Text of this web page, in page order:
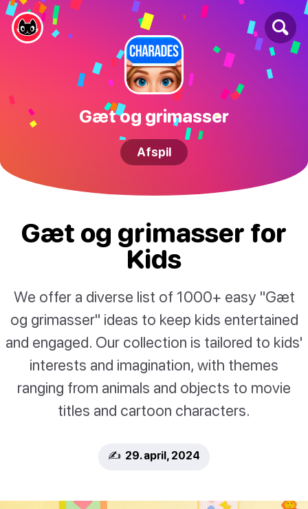
Gæt og grimasser
Afspil
Gæt og grimasser for
Kids
We offer a diverse list of 1000+ easy "Gæt
og grimasser" ideas to keep kids entertained
and engaged. Our collection is tailored to kids'
interests and imagination, with themes
ranging from animals and objects to movie
titles and cartoon characters.
✍️ 29. april, 2024